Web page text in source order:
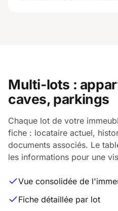
Multi-lots :
caves, parkings
Chaque lot de votre
fiche : locataire actuel,
documents associés. Le
les informations pour une
Vue consolidée de
Fiche détaillée par lot